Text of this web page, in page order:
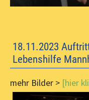
18.11.2023
Lebenshilfe
mehr Bilder > [hier